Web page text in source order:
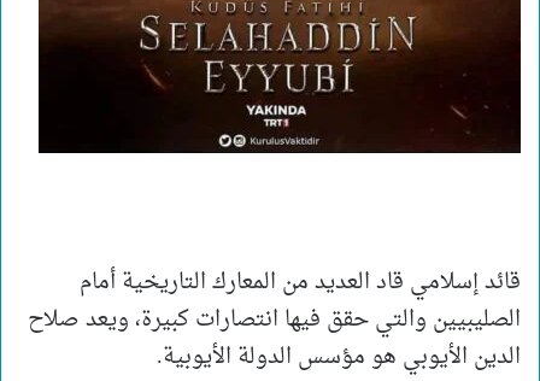
قائد إسلامي قاد العديد من المعارك التاريخية أمام
الصليبيين والتي حقق فيها انتصارات كبيرة، ويعد صلاح
الدين الأيوبي هو مؤسس الدولة الأيوبية.